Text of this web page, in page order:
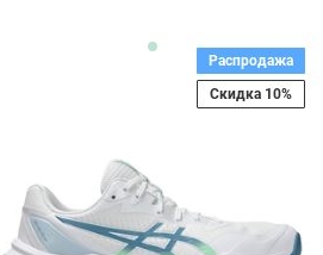
Распродажа
Скидка 10%